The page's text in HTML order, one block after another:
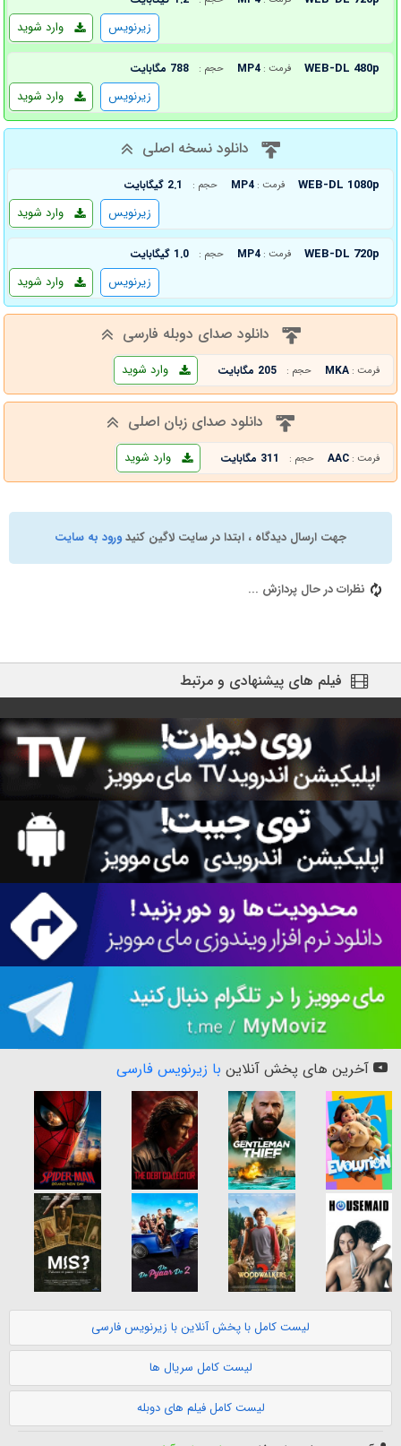
وارد شوید زیرنویس
WEB-DL 480p فرمت : MP4 حجم : 788 مگابایت
وارد شوید زیرنویس
دانلود نسخه اصلی
WEB-DL 1080p فرمت : MP4 حجم : 2.1 گیگابایت
وارد شوید زیرنویس
WEB-DL 720p فرمت : MP4 حجم : 1.0 گیگابایت
وارد شوید زیرنویس
دانلود صدای دوبله فارسی
فرمت : MKA حجم : 205 مگابایت وارد شوید
دانلود صدای زبان اصلی
فرمت : AAC حجم : 311 مگابایت وارد شوید
جهت ارسال دیدگاه ، ابتدا در سایت لاگین کنیدورود به سایت
نظرات در حال پردازش ...
فیلم های پیشنهادی و مرتبط
آخرین های پخش آنلاین با زیرنویس فارسی
لیست کامل با پخش آنلاین با زیرنویس فارسی
لیست کامل سریال ها
لیست کامل فیلم های دوبله